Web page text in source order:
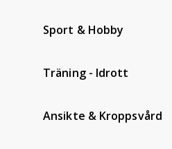
Sport & Hobby
Träning - Idrott
Ansikte & Kroppsvård